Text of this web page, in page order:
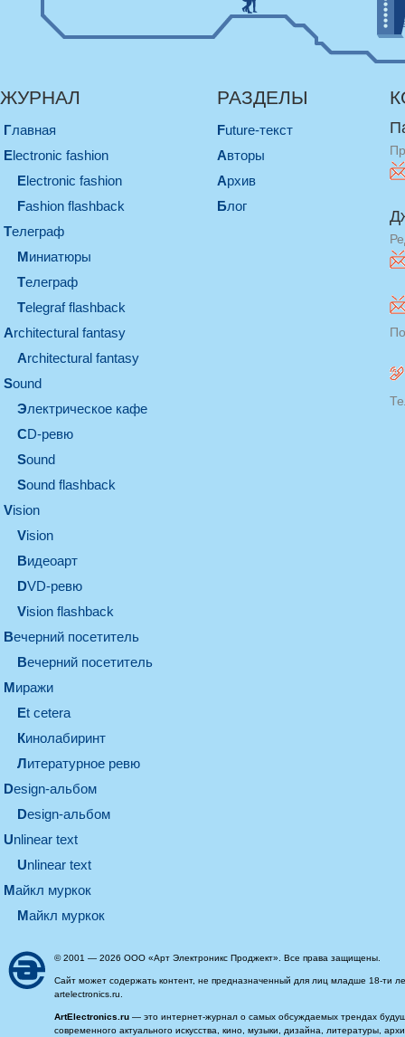
ЖУРНАЛ
Главная
electronic fashion
electronic fashion
Fashion flashback
телеграф
миниатюры
телеграф
Telegraf flashback
architectural fantasy
architectural fantasy
sound
электрическое кафе
CD-ревю
sound
Sound flashback
vision
vision
видеоарт
DVD-ревю
Vision flashback
вечерний посетитель
вечерний посетитель
миражи
et cetera
кинолабиринт
литературное ревю
design-альбом
design-альбом
unlinear text
Unlinear text
майкл муркок
майкл муркок
РАЗДЕЛЫ
Future-текст
Авторы
Архив
Блог
© 2001 — 2026 ООО «Арт Электроникс Проджект». Все права защищены.
Сайт может содержать контент, не предназначенный для лиц младше 18-ти
artelectronics.ru.
ArtElectronics.ru — это интернет-журнал о самых обсуждаемых трендах
современного актуального искусства, кино, музыки, дизайна, литературы,